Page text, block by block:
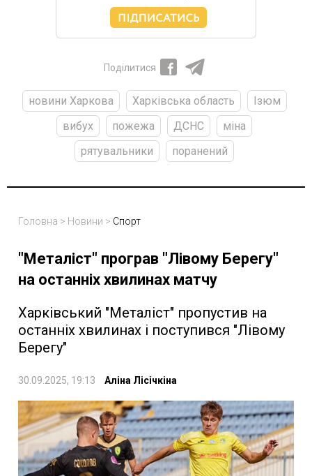
Поділитися
новини Харкова Харківська область
Ізюм
вибух
пожежа ДСНС
міна
рятувальники
поранений
Головна > Новини > Спорт
"Металіст" програв "Лівому Берегу"
на останніх хвилинах матчу
Харківський "Металіст" пропустив на
останніх хвилинах і поступився "Лівому
Берегу"
30.09.2025, 19:13 Аліна Лісічкіна